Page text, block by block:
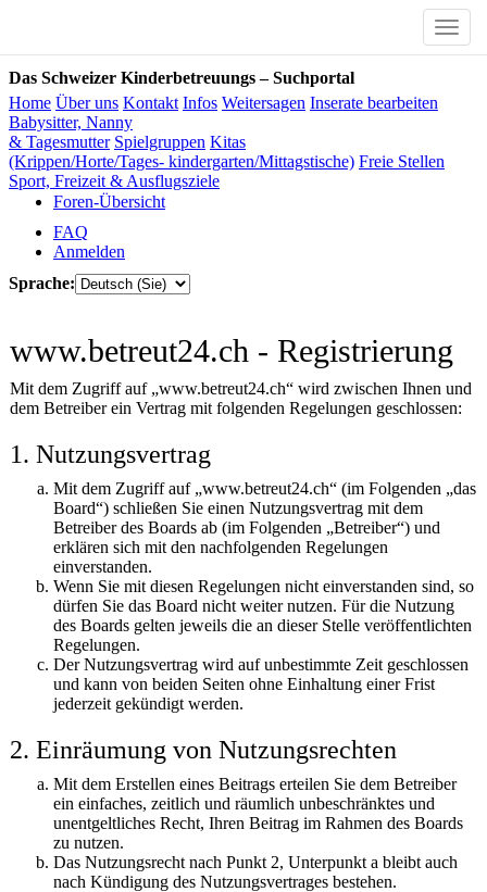
Toggle
Das Schweizer Kinderbetreuungs – Suchportal
Home Über uns Kontakt Infos Weitersagen Inserate bearbeiten
Babysitter, Nanny
& Tagesmutter Spielgruppen Kitas
(Krippen/Horte/Tages- kindergarten/Mittagstische) Freie Stellen
Sport, Freizeit & Ausflugsziele
Foren-Übersicht
FAQ
Anmelden
Sprache:
www.betreut24.ch - Registrierung
Mit dem Zugriff auf „www.betreut24.ch“ wird zwischen Ihnen und
dem Betreiber ein Vertrag mit folgenden Regelungen geschlossen:
1. Nutzungsvertrag
Mit dem Zugriff auf „www.betreut24.ch“ (im Folgenden „das
Board“) schließen Sie einen Nutzungsvertrag mit dem
Betreiber des Boards ab (im Folgenden „Betreiber“) und
erklären sich mit den nachfolgenden Regelungen
einverstanden.
Wenn Sie mit diesen Regelungen nicht einverstanden sind, so
dürfen Sie das Board nicht weiter nutzen. Für die Nutzung
des Boards gelten jeweils die an dieser Stelle veröffentlichten
Regelungen.
Der Nutzungsvertrag wird auf unbestimmte Zeit geschlossen
und kann von beiden Seiten ohne Einhaltung einer Frist
jederzeit gekündigt werden.
2. Einräumung von Nutzungsrechten
Mit dem Erstellen eines Beitrags erteilen Sie dem Betreiber
ein einfaches, zeitlich und räumlich unbeschränktes und
unentgeltliches Recht, Ihren Beitrag im Rahmen des Boards
zu nutzen.
Das Nutzungsrecht nach Punkt 2, Unterpunkt a bleibt auch
nach Kündigung des Nutzungsvertrages bestehen.